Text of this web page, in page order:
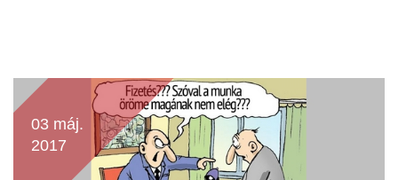
03 máj.
2017